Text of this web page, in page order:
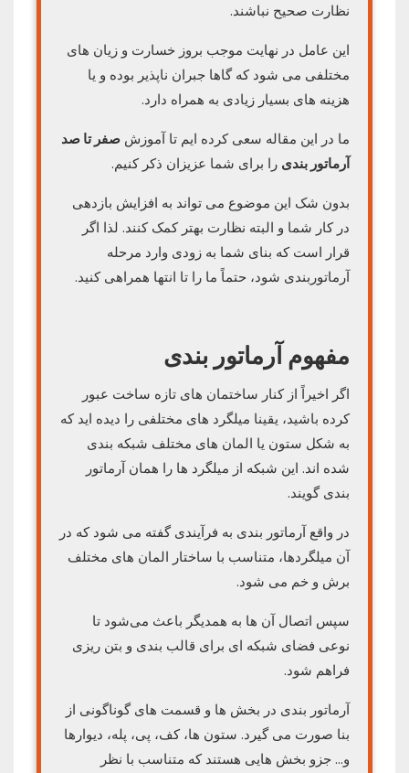
نظارت صحیح نباشند.
این عامل در نهایت موجب بروز خسارت و زیان های
مختلفی می شود که گاها جبران ناپذیر بوده و یا
هزینه های بسیار زیادی به همراه دارد.
ما در این مقاله سعی کرده ایم تا آموزش صفر تا صد
آرماتور بندی را برای شما عزیزان ذکر کنیم.
بدون شک این موضوع می تواند به افزایش بازدهی
در کار شما و البته نظارت بهتر کمک کنند. لذا اگر
قرار است که بنای شما به زودی وارد مرحله
آرماتوربندی شود، حتماً ما را تا انتها همراهی کنید.
مفهوم آرماتور بندی
اگر اخیراً از کنار ساختمان های تازه ساخت عبور
کرده باشید، یقینا میلگرد های مختلفی را دیده اید که
به شکل ستون یا المان های مختلف شبکه بندی
شده اند. این شبکه از میلگرد ها را همان آرماتور
بندی گویند.
در واقع آرماتور بندی به فرآیندی گفته می شود که در
آن میلگردها، متناسب با ساختار المان های مختلف
برش و خم می شود.
سپس اتصال آن ها به همدیگر باعث می‌شود تا
نوعی فضای شبکه ای برای قالب بندی و بتن ریزی
فراهم شود.
آرماتور بندی در بخش ها و قسمت های گوناگونی از
بنا صورت می گیرد. ستون ها، کف، پی، پله، دیوارها
و… جزو بخش هایی هستند که متناسب با نظر